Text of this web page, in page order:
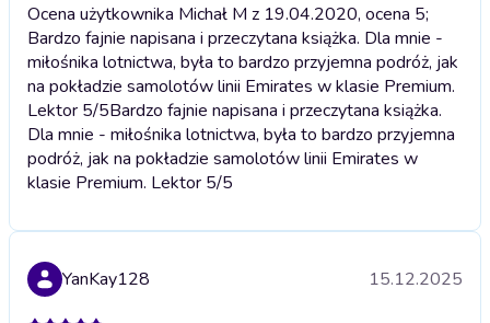
Ocena użytkownika Michał M z 19.04.2020, ocena 5;
Bardzo fajnie napisana i przeczytana książka. Dla mnie -
miłośnika lotnictwa, była to bardzo przyjemna podróż, jak
na pokładzie samolotów linii Emirates w klasie Premium.
Lektor 5/5Bardzo fajnie napisana i przeczytana książka.
Dla mnie - miłośnika lotnictwa, była to bardzo przyjemna
podróż, jak na pokładzie samolotów linii Emirates w
klasie Premium. Lektor 5/5
YanKay128 15.12.2025